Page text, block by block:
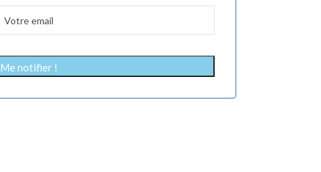
Me notifier !